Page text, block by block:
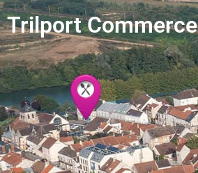
Trilport Commerce